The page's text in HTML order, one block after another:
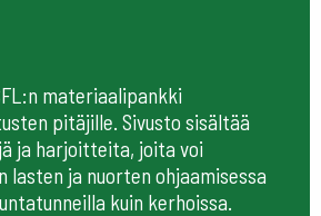
materiaalipankki
pitäjille. Sivusto sisältää
ja harjoitteita, joita voi
lasten ja nuorten ohjaamisessa
kuin kerhoissa.